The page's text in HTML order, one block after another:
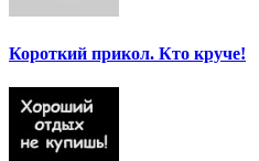
Короткий прикол. Кто круче!